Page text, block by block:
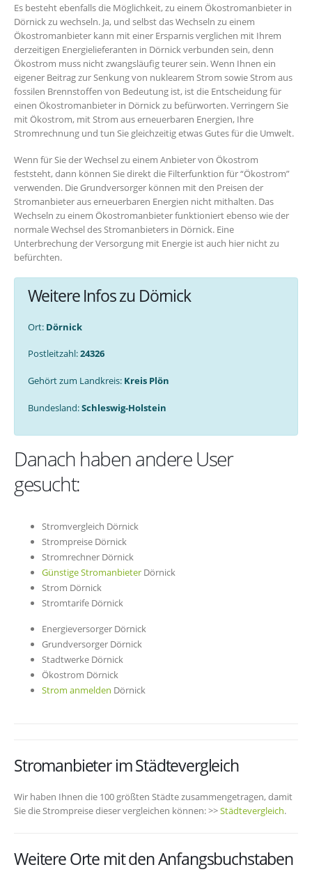
Es besteht ebenfalls die Möglichkeit, zu einem Ökostromanbieter in
Dörnick zu wechseln. Ja, und selbst das Wechseln zu einem
Ökostromanbieter kann mit einer Ersparnis verglichen mit Ihrem
derzeitigen Energielieferanten in Dörnick verbunden sein, denn
Ökostrom muss nicht zwangsläufig teurer sein. Wenn Ihnen ein
eigener Beitrag zur Senkung von nuklearem Strom sowie Strom aus
fossilen Brennstoffen von Bedeutung ist, ist die Entscheidung für
einen Ökostromanbieter in Dörnick zu befürworten. Verringern Sie
mit Ökostrom, mit Strom aus erneuerbaren Energien, Ihre
Stromrechnung und tun Sie gleichzeitig etwas Gutes für die Umwelt.
Wenn für Sie der Wechsel zu einem Anbieter von Ökostrom
feststeht, dann können Sie direkt die Filterfunktion für “Ökostrom”
verwenden. Die Grundversorger können mit den Preisen der
Stromanbieter aus erneuerbaren Energien nicht mithalten. Das
Wechseln zu einem Ökostromanbieter funktioniert ebenso wie der
normale Wechsel des Stromanbieters in Dörnick. Eine
Unterbrechung der Versorgung mit Energie ist auch hier nicht zu
befürchten.
Weitere Infos zu Dörnick
Ort: Dörnick
Postleitzahl:24326
Gehört zum Landkreis: Kreis Plön
Bundesland:Schleswig-Holstein
Danach haben andere User
gesucht:
Stromvergleich Dörnick
Strompreise Dörnick
Stromrechner Dörnick
Günstige Stromanbieter Dörnick
Strom Dörnick
Stromtarife Dörnick
Energieversorger Dörnick
Grundversorger Dörnick
Stadtwerke Dörnick
Ökostrom Dörnick
Strom anmelden Dörnick
Stromanbieter im Städtevergleich
Wir haben Ihnen die 100 größten Städte zusammengetragen, damit
Sie die Strompreise dieser vergleichen können: >>Städtevergleich.
Weitere Orte mit den Anfangsbuchstaben